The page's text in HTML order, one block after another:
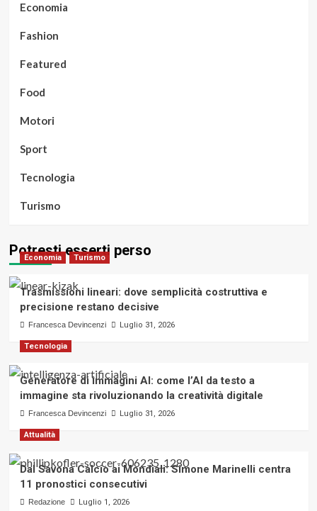
Economia
Fashion
Featured
Food
Motori
Sport
Tecnologia
Turismo
Potresti esserti perso
Economia Turismo
Trasmissioni lineari: dove semplicità costruttiva e
precisione restano decisive
Francesca Devincenzi Luglio 31, 2026
Tecnologia
Generatore di immagini AI: come l’AI da testo a
immagine sta rivoluzionando la creatività digitale
Francesca Devincenzi Luglio 31, 2026
Attualità
Dal Savona Calcio ai Mondiali: Simone Marinelli centra
11 pronostici consecutivi
Redazione Luglio 1, 2026